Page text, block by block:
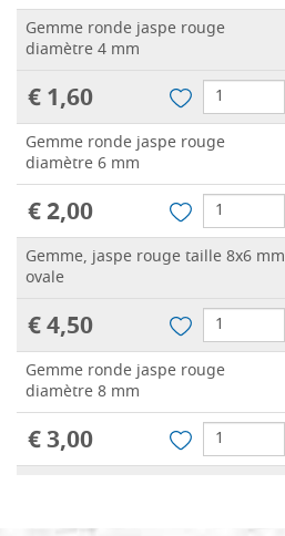
Gemme ronde jaspe rouge
diamètre 4 mm
€ 1,60
Gemme ronde jaspe rouge
diamètre 6 mm
€ 2,00
Gemme, jaspe rouge taille 8x6 mm
ovale
€ 4,50
Gemme ronde jaspe rouge
diamètre 8 mm
€ 3,00